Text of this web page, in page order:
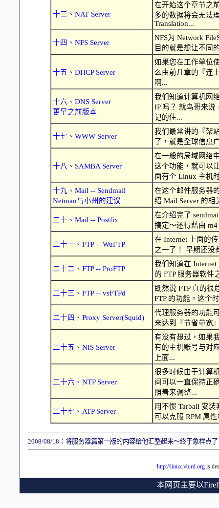
十三、NAT Server
在开始这个章节之
多的数据将会无法
Translation...
十四、NFS Server
NFS为 Network
目的就是想让不同
十五、DHCP Server
如果您在工作单位
么由前几章的『连
啊...
十六、DNS Server
更早之前版本
我们知道计算机网
IP 吗？ 就鸟哥来说
记的住...
十七、WWW Server
我们最常讲的『架
了，就是全球信息
十八、SAMBA Server
在一般的局域网络
这个功能，就可以
面有个 Linux 主机
十九、Mail -- Sendmail
Netman与小州的建议
在这个邮件服务器
绍 Mail Server 的相
二十、Mail -- Postfix
在介绍完了
搞定～还得藉由
二十一、FTP -- WuFTP
在 Internet 上面的
之一了！ 早期还没
二十二、FTP -- ProFTP
我们知道在
的 FTP 服务器软件
二十三、FTP -- vsFTPd
既然说 FTP 真的
FTP 的功能。这个
二十四、Proxy Server(Squid)
代理服务器的功能
来达到『节省带宽
二十五、NIS Server
有没有想过，如果
有的主机账号与对
上面...
二十六、NTP Server
很多时候由于计算
间可以一直保持正
照着来调整...
二十七、ATP Server
用不惯 Tarball 安
可以克服 RPM 属
2008/08/18：将服务器篇第一版的内容给他汇整起来～终于象样点
http://linux.vbird.org is
本网页主要以